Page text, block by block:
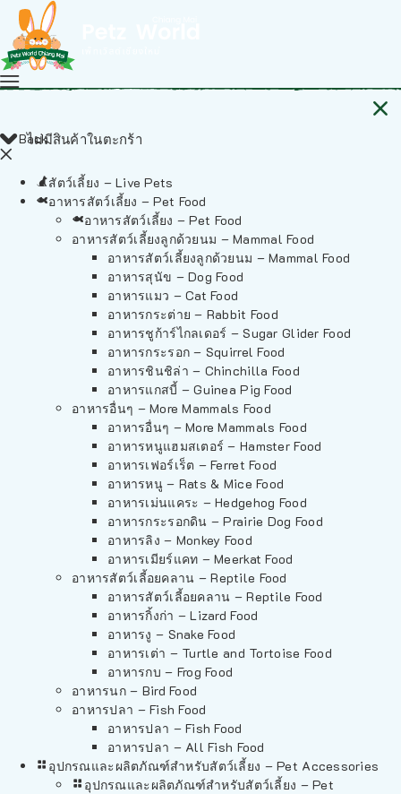
ไม่มีสินค้าในตะกร้า
Back
สัตว์เลี้ยง – Live Pets
อาหารสัตว์เลี้ยง – Pet Food
อาหารสัตว์เลี้ยง – Pet Food
อาหารสัตว์เลี้ยงลูกด้วยนม – Mammal Food
อาหารสัตว์เลี้ยงลูกด้วยนม – Mammal Food
อาหารสุนัข – Dog Food
อาหารแมว – Cat Food
อาหารกระต่าย – Rabbit Food
อาหารชูก้าร์ไกลเดอร์ – Sugar Glider Food
อาหารกระรอก – Squirrel Food
อาหารชินชิล่า – Chinchilla Food
อาหารแกสบี้ – Guinea Pig Food
อาหารอื่นๆ – More Mammals Food
อาหารอื่นๆ – More Mammals Food
อาหารหนูแฮมสเตอร์ – Hamster Food
อาหารเฟอร์เร็ต – Ferret Food
อาหารหนู – Rats & Mice Food
อาหารเม่นแคระ – Hedgehog Food
อาหารกระรอกดิน – Prairie Dog Food
อาหารลิง – Monkey Food
อาหารเมียร์แคท – Meerkat Food
อาหารสัตว์เลี้อยคลาน – Reptile Food
อาหารสัตว์เลี้อยคลาน – Reptile Food
อาหารกิ้งก่า – Lizard Food
อาหารงู – Snake Food
อาหารเต่า – Turtle and Tortoise Food
อาหารกบ – Frog Food
อาหารนก – Bird Food
อาหารปลา – Fish Food
อาหารปลา – Fish Food
อาหารปลา – All Fish Food
อุปกรณและผลิตภัณฑ์สำหรับสัตว์เลี้ยง – Pet Accessories
อุปกรณและผลิตภัณฑ์สำหรับสัตว์เลี้ยง – Pet